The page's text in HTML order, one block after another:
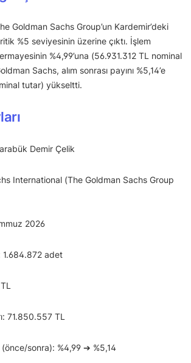
Goldman Sachs Group’un Kardemir’deki
%5 seviyesinin üzerine çıktı. İşlem
%4,99’una (56.931.312 TL nominal
Sachs, alım sonrası payını %5,14’e
tutar) yükseltti.
Demir Çelik
International (The Goldman Sachs Group
2026
1.684.872 adet
71.850.557 TL
sonra): %4,99 ➔ %5,14